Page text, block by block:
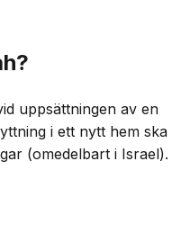
uppsättningen av en
i ett nytt hem ska
(omedelbart i Israel).